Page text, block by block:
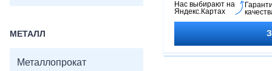
МЕТАЛЛ
Металлопрокат
откладывайте на
вашего дома или
Нас выбирают на
Яндекс.Картах